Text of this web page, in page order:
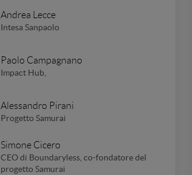
Andrea Lecce
Intesa Sanpaolo
Paolo Campagnano
Impact Hub,
Alessandro Pirani
Progetto Samurai
Simone Cicero
CEO di Boundaryless, co-fondatore del
progetto Samurai